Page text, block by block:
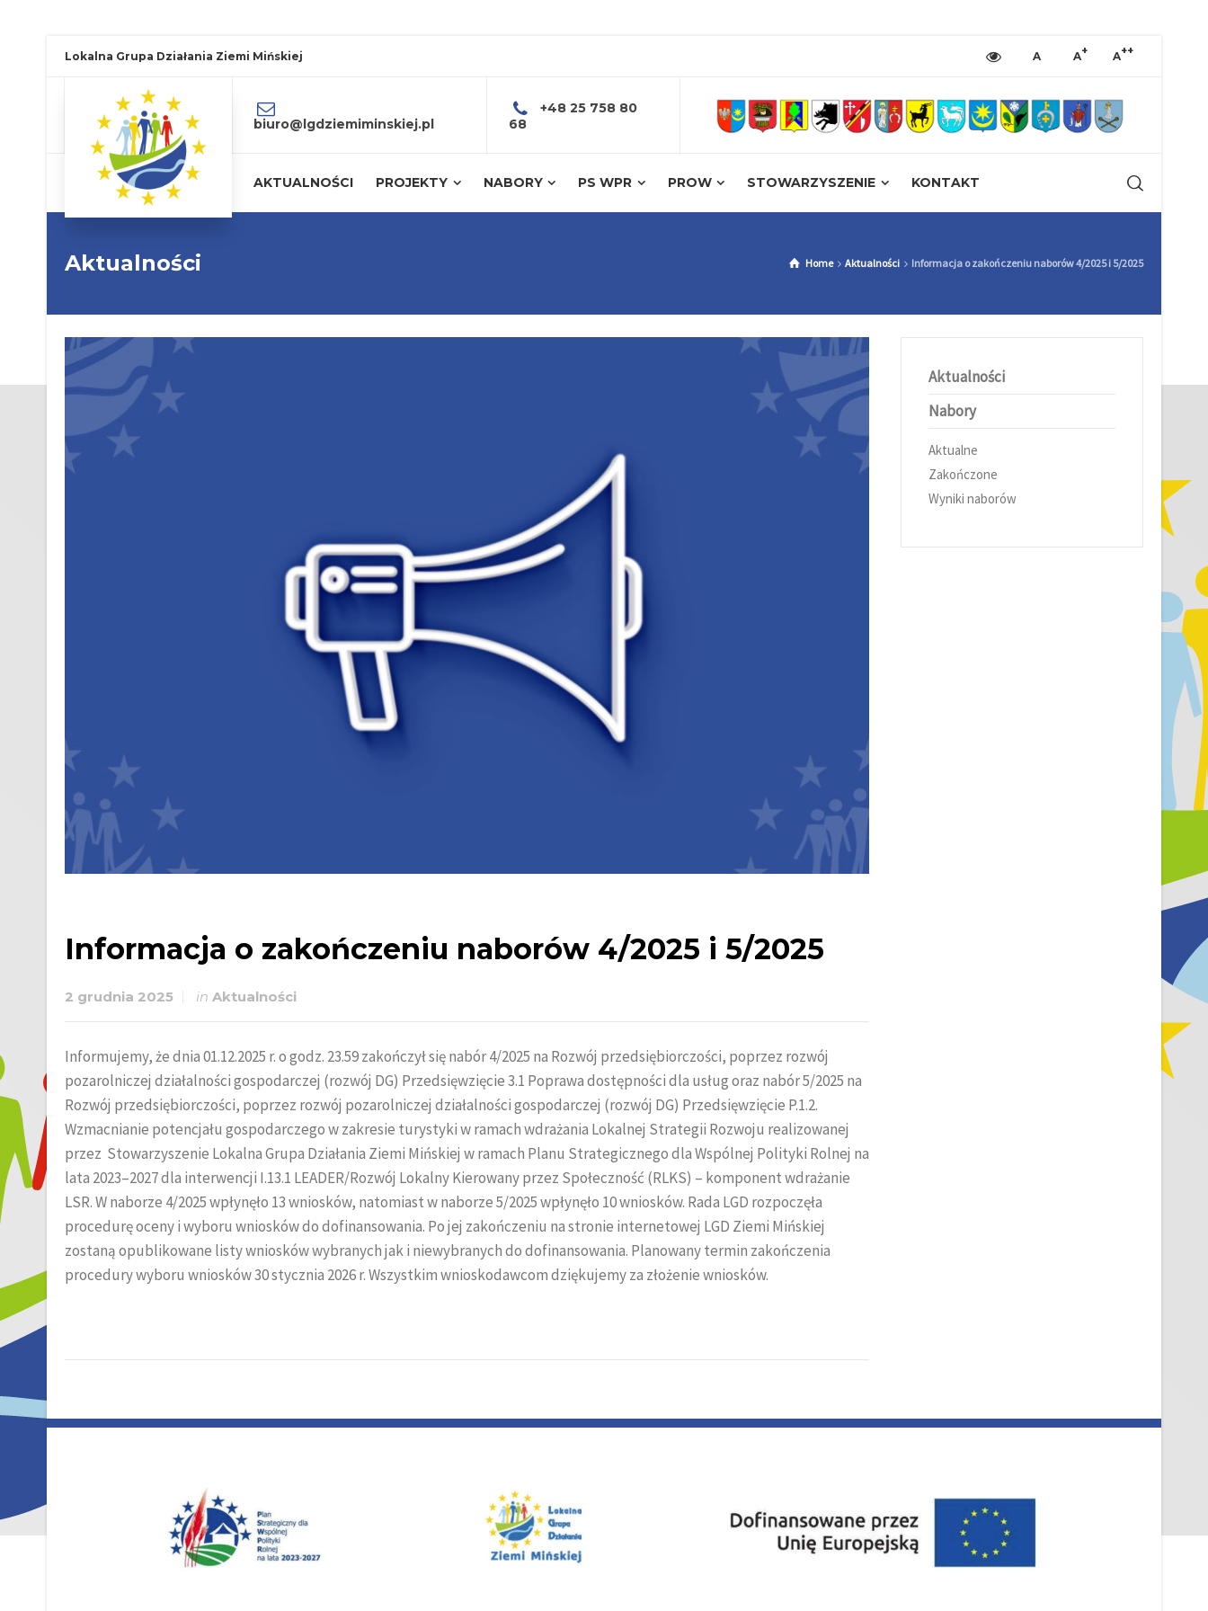
Lokalna Grupa Działania Ziemi Mińskiej A A+ A++
biuro@lgdziemiminskiej.pl
+48 25 758 80
68
AKTUALNOŚCI PROJEKTY NABORY PS WPR PROW STOWARZYSZENIE KONTAKT
Aktualności Home Aktualności Informacja o zakończeniu naborów 4/2025 i 5/2025
Informacja o zakończeniu naborów 4/2025 i 5/2025
2 grudnia 2025 in Aktualności
Informujemy, że dnia 01.12.2025 r. o godz. 23.59 zakończył się nabór 4/2025 na Rozwój przedsiębiorczości, poprzez rozwój
pozarolniczej działalności gospodarczej (rozwój DG) Przedsięwzięcie 3.1 Poprawa dostępności dla usług oraz nabór 5/2025 na
Rozwój przedsiębiorczości, poprzez rozwój pozarolniczej działalności gospodarczej (rozwój DG) Przedsięwzięcie P.1.2.
Wzmacnianie potencjału gospodarczego w zakresie turystyki w ramach wdrażania Lokalnej Strategii Rozwoju realizowanej
przez Stowarzyszenie Lokalna Grupa Działania Ziemi Mińskiej w ramach Planu Strategicznego dla Wspólnej Polityki Rolnej na
lata 2023–2027 dla interwencji I.13.1 LEADER/Rozwój Lokalny Kierowany przez Społeczność (RLKS) – komponent wdrażanie
LSR. W naborze 4/2025 wpłynęło 13 wniosków, natomiast w naborze 5/2025 wpłynęło 10 wniosków. Rada LGD rozpoczęła
procedurę oceny i wyboru wniosków do dofinansowania. Po jej zakończeniu na stronie internetowej LGD Ziemi Mińskiej
zostaną opublikowane listy wniosków wybranych jak i niewybranych do dofinansowania. Planowany termin zakończenia
procedury wyboru wniosków 30 stycznia 2026 r. Wszystkim wnioskodawcom dziękujemy za złożenie wniosków.
Aktualności
Nabory
Aktualne
Zakończone
Wyniki naborów